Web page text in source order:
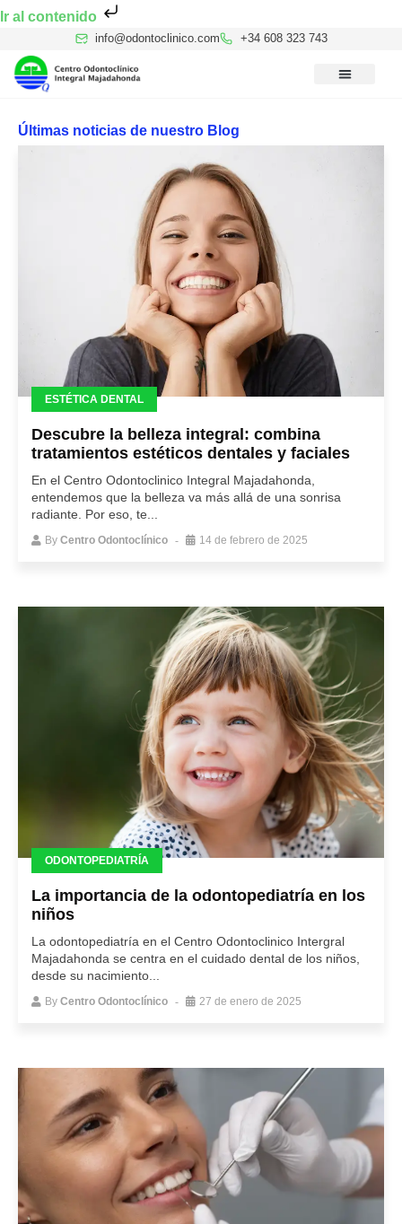
Ir al contenido
info@odontoclinico.com +34 608 323 743
Últimas noticias de nuestro Blog
ESTÉTICA DENTAL
Descubre la belleza integral: combina
tratamientos estéticos dentales y faciales
En el Centro Odontoclinico Integral Majadahonda,
entendemos que la belleza va más allá de una sonrisa
radiante. Por eso, te...
By Centro Odontoclínico 14 de febrero de 2025
ODONTOPEDIATRÍA
La importancia de la odontopediatría en los
niños
La odontopediatría en el Centro Odontoclinico Intergral
Majadahonda se centra en el cuidado dental de los niños,
desde su nacimiento...
By Centro Odontoclínico 27 de enero de 2025